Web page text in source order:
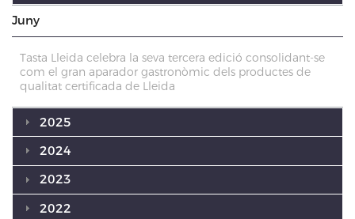
Juny
Tasta Lleida celebra la seva tercera edició consolidant-se
com el gran aparador gastronòmic dels productes de
qualitat certificada de Lleida
2025
2024
2023
2022